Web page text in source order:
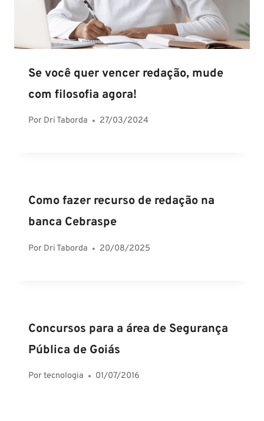
Se você quer vencer redação, mude
com filosofia agora!
Por Dri Taborda 27/03/2024
Como fazer recurso de redação na
banca Cebraspe
Por Dri Taborda 20/08/2025
Concursos para a área de Segurança
Pública de Goiás
Portecnologia 01/07/2016